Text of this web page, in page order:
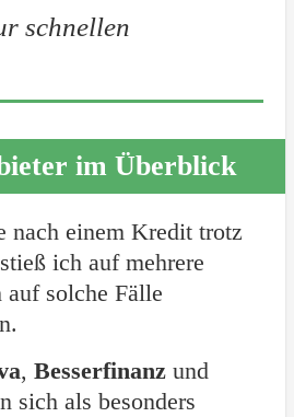
schnellen
im Überblick
nach einem Kredit trotz
ich auf mehrere
solche Fälle
, Besserfinanzund
sich als besonders